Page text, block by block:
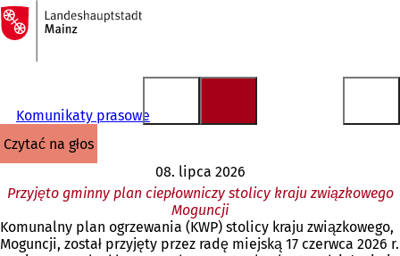
Przejdź do treści
Do
strony
głównej
Komunikaty prasowe
czytać na głos
08. lipca 2026
Przyjęto gminny plan ciepłowniczy stolicy kraju związkowego
Moguncji
Komunalny plan ogrzewania (KWP) stolicy kraju związkowego,
Moguncji, został przyjęty przez radę miejską 17 czerwca 2026 r.